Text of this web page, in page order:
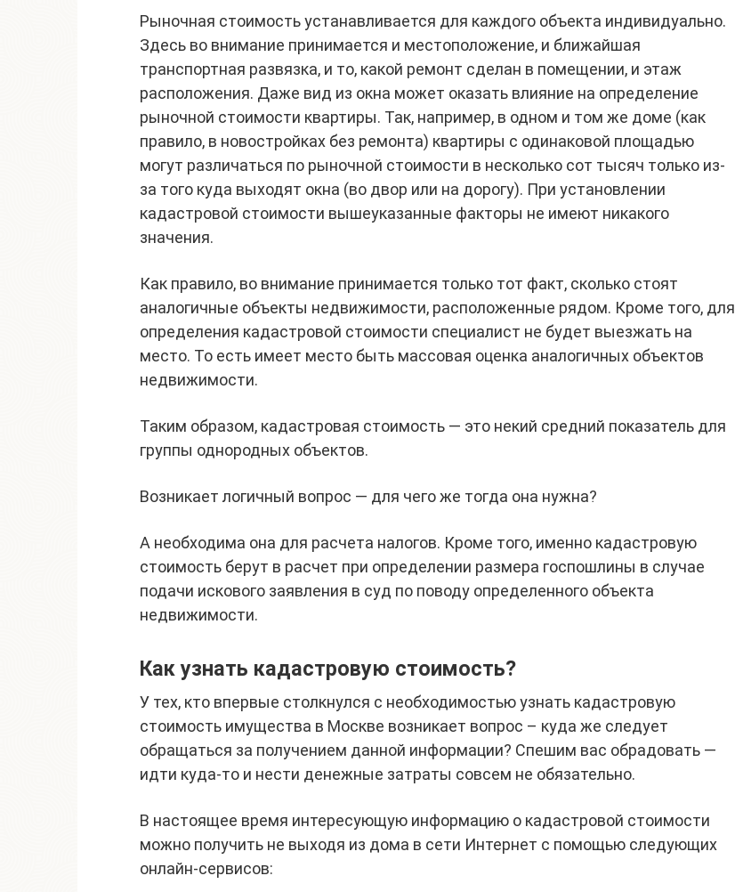
Рыночная стоимость устанавливается для каждого объекта индивидуально.
Здесь во внимание принимается и местоположение, и ближайшая
транспортная развязка, и то, какой ремонт сделан в помещении, и этаж
расположения. Даже вид из окна может оказать влияние на определение
рыночной стоимости квартиры. Так, например, в одном и том же доме (как
правило, в новостройках без ремонта) квартиры с одинаковой площадью
могут различаться по рыночной стоимости в несколько сот тысяч только из-
за того куда выходят окна (во двор или на дорогу). При установлении
кадастровой стоимости вышеуказанные факторы не имеют никакого
значения.
Как правило, во внимание принимается только тот факт, сколько стоят
аналогичные объекты недвижимости, расположенные рядом. Кроме того, для
определения кадастровой стоимости специалист не будет выезжать на
место. То есть имеет место быть массовая оценка аналогичных объектов
недвижимости.
Таким образом, кадастровая стоимость — это некий средний показатель для
группы однородных объектов.
Возникает логичный вопрос — для чего же тогда она нужна?
А необходима она для расчета налогов. Кроме того, именно кадастровую
стоимость берут в расчет при определении размера госпошлины в случае
подачи искового заявления в суд по поводу определенного объекта
недвижимости.
Как узнать кадастровую стоимость?
У тех, кто впервые столкнулся с необходимостью узнать кадастровую
стоимость имущества в Москве возникает вопрос – куда же следует
обращаться за получением данной информации? Спешим вас обрадовать —
идти куда-то и нести денежные затраты совсем не обязательно.
В настоящее время интересующую информацию о кадастровой стоимости
можно получить не выходя из дома в сети Интернет с помощью следующих
онлайн-сервисов: